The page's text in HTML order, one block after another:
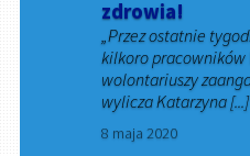
zdrowia!
„Przez ostatnie
kilkoro pracowników
wolontariuszy
wylicza Katarzyna [...]
8 maja 2020